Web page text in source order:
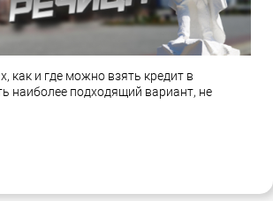
как и где можно взять кредит в
наиболее подходящий вариант, не